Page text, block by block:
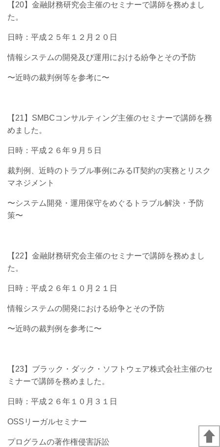
【20】金融財務研究会主催のセミナーで講師を務めまし
た。
日時：平成２５年１２月２０日
情報システムの開発及び運用における紛争とその予防
〜近時の裁判例等を参考に〜
【21】SMBCコンサルティング主催のセミナーで講師を務
めました。
日時：平成２６年９月５日
裁判例、近時のトラブル事例にみるIT契約の実務とリスク
マネジメント
〜システム開発・運用保守をめぐるトラブル解決・予防
策〜
【22】金融財務研究会主催のセミナーで講師を務めまし
た。
日時：平成２６年１０月２１日
情報システムの開発における紛争とその予防
〜近時の裁判例を参考に〜
【23】ブラック・ダック・ソフトウェア株式会社主催のセ
ミナーで講師を務めました。
日時：平成２６年１０月３１日
OSSリーガルセミナー
プログラムの著作権侵害訴訟